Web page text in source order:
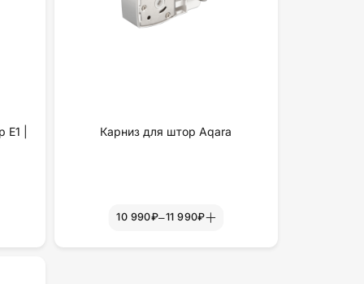
| Карниз для штор Aqara
10 990₽–11 990₽